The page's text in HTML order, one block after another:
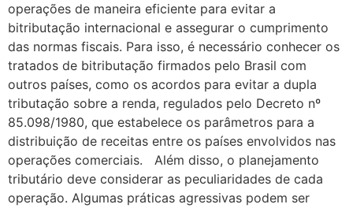
operações de maneira eficiente para evitar a
bitributação internacional e assegurar o cumprimento
das normas fiscais. Para isso, é necessário conhecer os
tratados de bitributação firmados pelo Brasil com
outros países, como os acordos para evitar a dupla
tributação sobre a renda, regulados pelo Decreto nº
85.098/1980, que estabelece os parâmetros para a
distribuição de receitas entre os países envolvidos nas
operações comerciais. Além disso, o planejamento
tributário deve considerar as peculiaridades de cada
operação. Algumas práticas agressivas podem ser